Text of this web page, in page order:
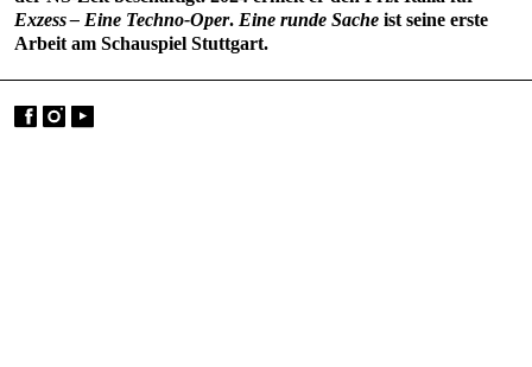
Exzess – Eine Techno‑Oper. Eine runde Sache ist seine erste
Arbeit am Schauspiel Stuttgart.